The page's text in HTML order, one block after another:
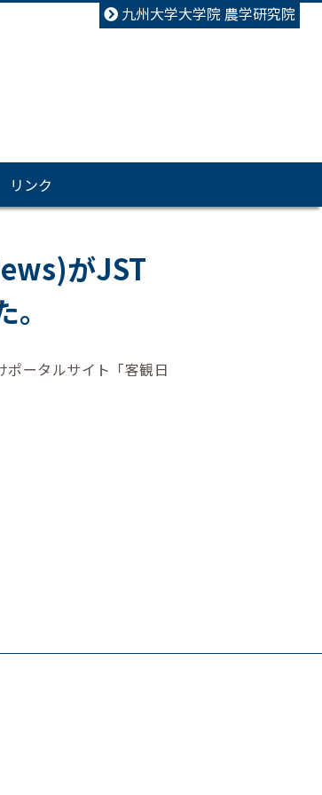
九州大学大学院 農学研究院
リンク
がJST
ータルサイト「客観日